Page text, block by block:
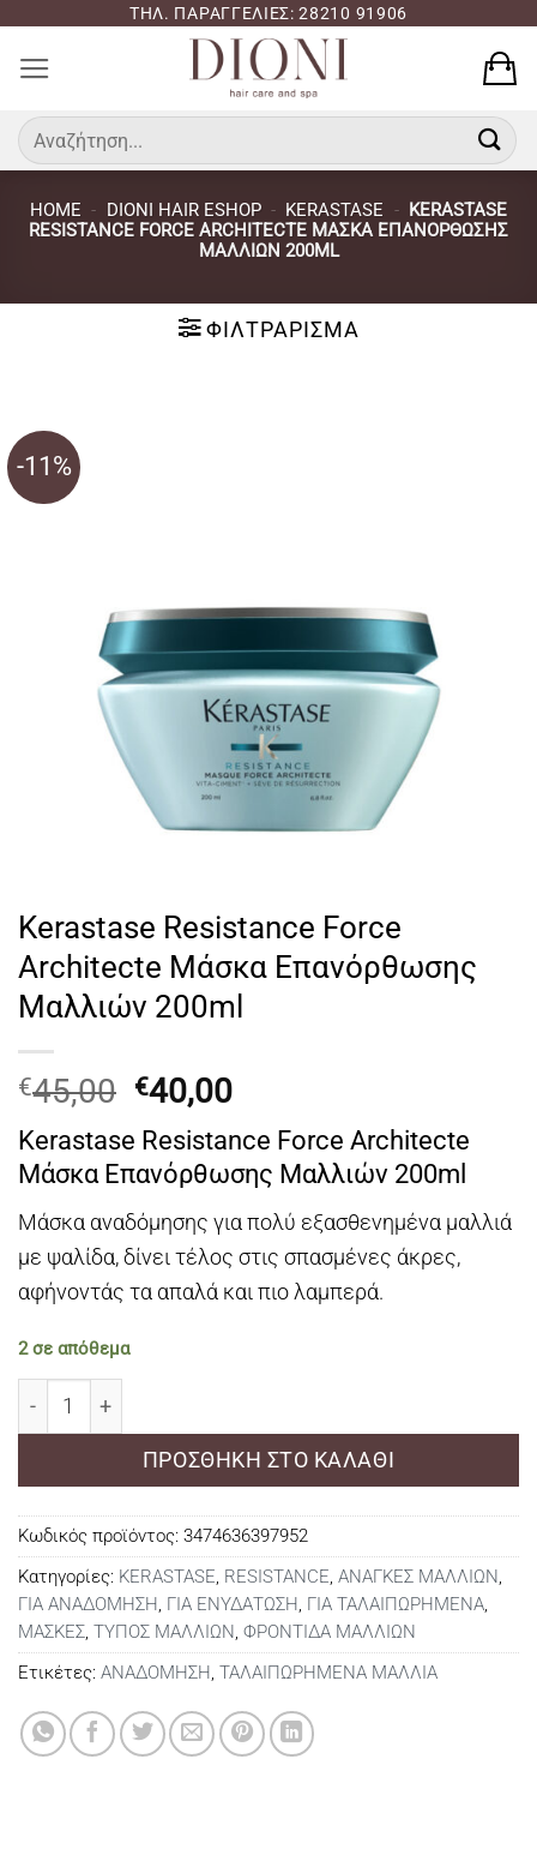
περιεχόμενο
ΤΗΛ. ΠΑΡΑΓΓΕΛΙΕΣ: 28210 91906
Αναζήτηση
για:
HOME - DIONI HAIR ESHOP - KERASTASE - KERASTASE
RESISTANCE FORCE ARCHITECTE ΜΆΣΚΑ ΕΠΑΝΌΡΘΩΣΗΣ
ΜΑΛΛΙΏΝ 200ML
ΦΙΛΤΡΆΡΙΣΜΑ
-11%
Kerastase Resistance Force
Architecte Μάσκα Επανόρθωσης
Μαλλιών 200ml
€45,00 Original
price
was:
€45,00.
€40,00Η
τρέχουσα
τιμή
είναι:
€40,00.
Kerastase Resistance Force Architecte
Μάσκα Επανόρθωσης Μαλλιών 200ml
Μάσκα αναδόμησης για πολύ εξασθενημένα μαλλιά
με ψαλίδα, δίνει τέλος στις σπασμένες άκρες,
αφήνοντάς τα απαλά και πιο λαμπερά.
2 σε απόθεμα
ΠΡΟΣΘΉΚΗ ΣΤΟ ΚΑΛΆΘΙ
Κωδικός προϊόντος: 3474636397952
Κατηγορίες: KERASTASE, RESISTANCE, ΑΝΑΓΚΕΣ ΜΑΛΛΙΩΝ,
ΓΙΑ ΑΝΑΔΟΜΗΣΗ, ΓΙΑ ΕΝΥΔΑΤΩΣΗ, ΓΙΑ ΤΑΛΑΙΠΩΡΗΜΕΝΑ,
ΜΑΣΚΕΣ, ΤΥΠΟΣ ΜΑΛΛΙΩΝ, ΦΡΟΝΤΙΔΑ ΜΑΛΛΙΩΝ
Ετικέτες: ΑΝΑΔΟΜΗΣΗ, ΤΑΛΑΙΠΩΡΗΜΕΝΑ ΜΑΛΛΙΑ